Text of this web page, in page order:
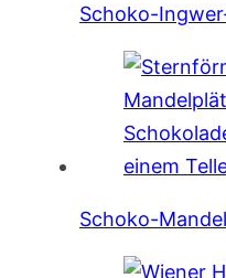
Schoko-
Schoko-